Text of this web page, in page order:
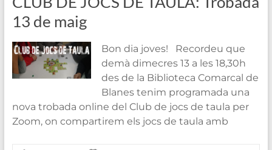
13 de maig
Bon dia joves! Recordeu que
demà dimecres 13 a les 18,30h
des de la Biblioteca Comarcal de
Blanes tenim programada una
nova trobada online del Club de jocs de taula per
Zoom, on compartirem els jocs de taula amb